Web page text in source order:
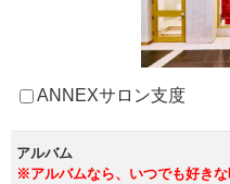
ANNEXサロン支度
アルバム
※アルバムなら、いつでも好き